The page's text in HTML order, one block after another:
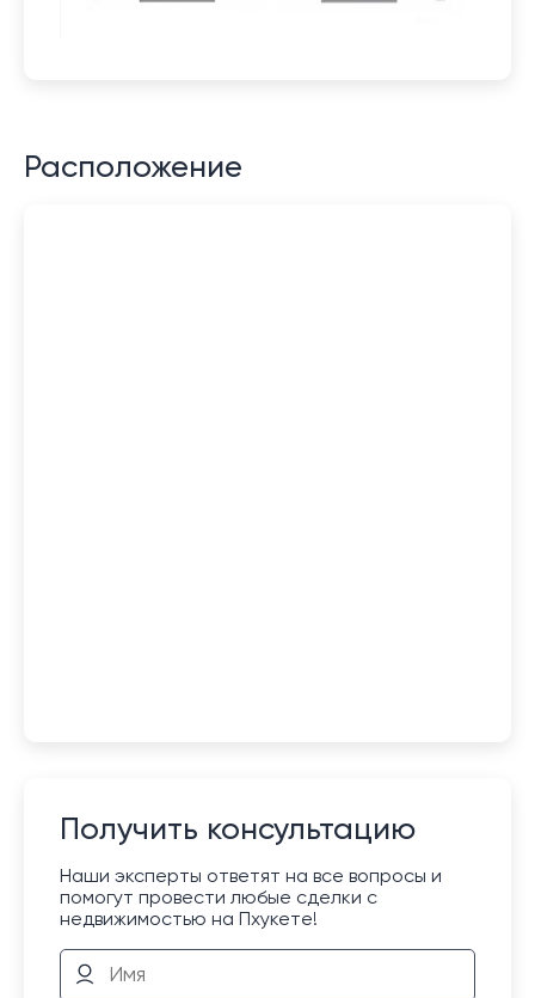
Расположение
Получить консультацию
Наши эксперты ответят на все вопросы и
помогут провести любые сделки с
недвижимостью на Пхукете!